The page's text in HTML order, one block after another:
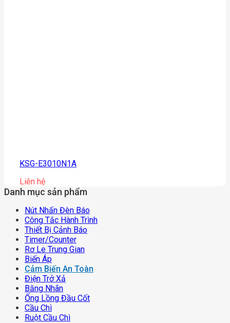
KSG-E3010N1A
Liên hệ
Danh mục sản phẩm
Nút Nhấn Đèn Báo
Công Tắc Hành Trình
Thiết Bị Cảnh Báo
Timer/counter
Rơ Le Trung Gian
Biến Áp
Cảm Biến An Toàn
Điện Trở Xả
Băng Nhãn
Ống Lồng Đầu Cốt
Cầu Chì
Ruột Cầu Chì